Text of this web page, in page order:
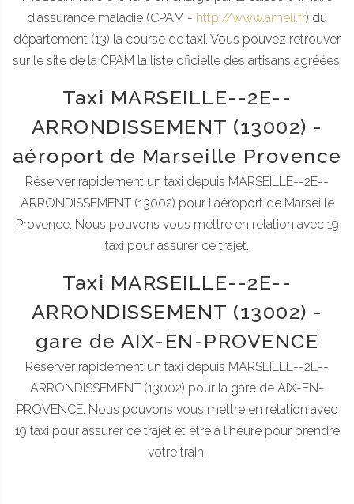
d'assurance maladie (CPAM - http://www.ameli.fr) du
département (13) la course de taxi. Vous pouvez retrouver
sur le site de la CPAM la liste oficielle des artisans agréées.
Taxi MARSEILLE--2E--
ARRONDISSEMENT (13002) -
aéroport de Marseille Provence
Réserver rapidement un taxi depuis MARSEILLE--2E--
ARRONDISSEMENT (13002) pour l'aéroport de Marseille
Provence. Nous pouvons vous mettre en relation avec 19
taxi pour assurer ce trajet.
Taxi MARSEILLE--2E--
ARRONDISSEMENT (13002) -
gare de AIX-EN-PROVENCE
Réserver rapidement un taxi depuis MARSEILLE--2E--
ARRONDISSEMENT (13002) pour la gare de AIX-EN-
PROVENCE. Nous pouvons vous mettre en relation avec
19 taxi pour assurer ce trajet et être à l'heure pour prendre
votre train.